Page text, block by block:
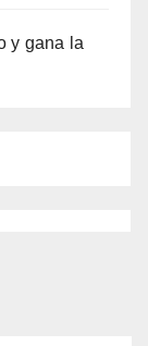
y gana la